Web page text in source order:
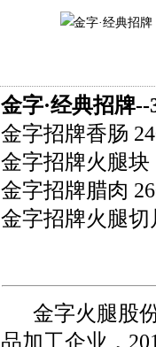
金字·经典招牌--
金字招牌香肠
金字招牌火腿块
金字招牌腊肉
金字招牌火腿切
金字火腿股份
品加工企业，